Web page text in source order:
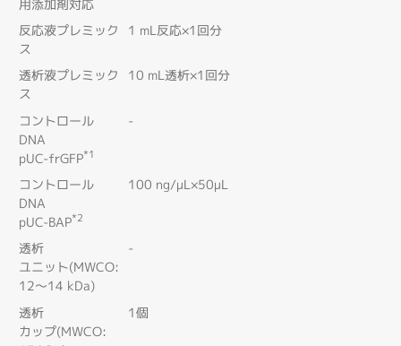
用添加剤対応
反応液プレミック
ス
1 mL反応×1回分
透析液プレミック
ス
10 mL透析×1回分
コントロール
DNA
pUC-frGFP*1
-
コントロール
DNA
pUC-BAP*2
100 ng/μL×50μL
透析
ユニット(MWCO:
12～14 kDa)
-
透析
カップ(MWCO:
1個